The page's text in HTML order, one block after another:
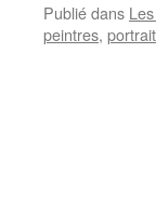
Publié dans
peintres, portrait